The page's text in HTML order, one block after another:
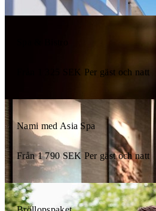
SEK Per gäst och natt
Nami med Asia Spa
Från 1 790 SEK Per gäst och natt